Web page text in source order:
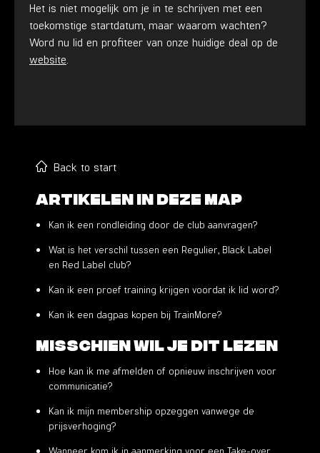
Back to start
Artikelen in deze map
Kan ik een rondleiding door de club aanvragen?
Wat is het verschil tussen een Regulier, Black Label
en Red Label club?
Kan ik een proef training krijgen voordat ik lid word?
Kan ik een dagpas kopen bij TrainMore?
Misschien wil je dit lezen
Hoe kan ik me afmelden of opnieuw inschrijven voor
communicatie?
Kan ik mijn membership opzeggen vanwege de
prijsverhoging?
Wanneer kom ik in aanmerking voor een Take-over
Het is niet mogelijk om je in te schrijven met een
toekomstige startdatum, maar waarom wachten?
Word nu lid en profiteer van onze huidige deal op de
website